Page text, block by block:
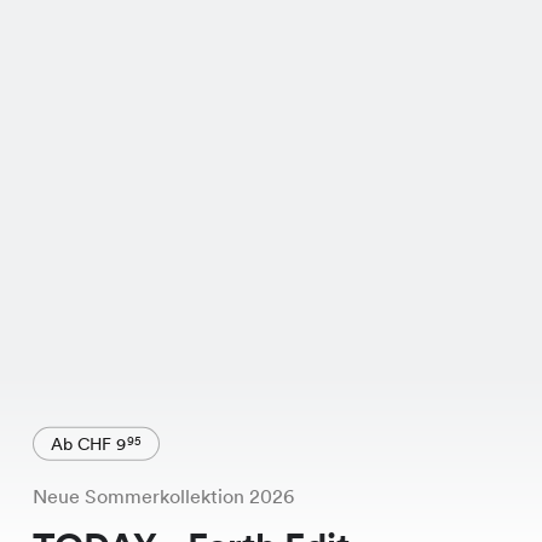
Ab CHF 995
Neue Sommerkollektion 2026